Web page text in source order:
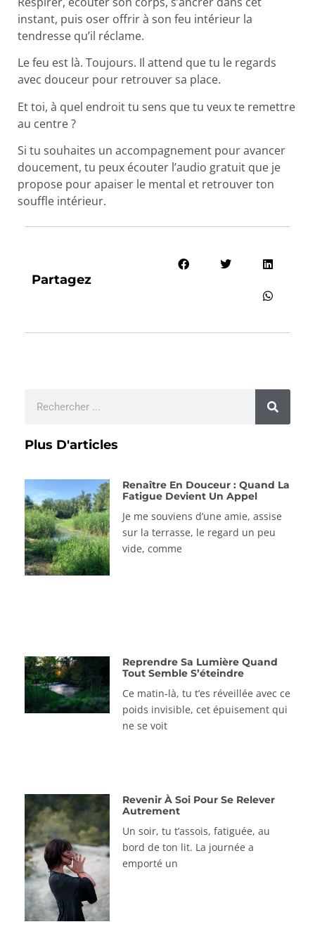
instant, puis oser offrir à son feu intérieur la
tendresse qu’il réclame.
Le feu est là. Toujours. Il attend que tu le regards
avec douceur pour retrouver sa place.
Et toi, à quel endroit tu sens que tu veux te remettre
au centre ?
Si tu souhaites un accompagnement pour avancer
doucement, tu peux écouter l’audio gratuit que je
propose pour apaiser le mental et retrouver ton
souffle intérieur.
Partagez
Plus D'articles
Renaître En Douceur : Quand La
Fatigue Devient Un Appel
Je me souviens d’une amie, assise
sur la terrasse, le regard un peu
vide, comme
Reprendre Sa Lumière Quand
Tout Semble S’éteindre
Ce matin-là, tu t’es réveillée avec ce
poids invisible, cet épuisement qui
ne se voit
Revenir À Soi Pour Se Relever
Autrement
Un soir, tu t’assois, fatiguée, au
bord de ton lit. La journée a
emporté un